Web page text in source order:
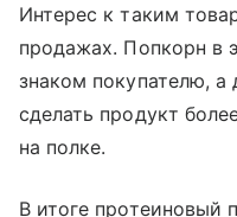
Интерес к таким
продажах. Попкорн в
знаком покупателю, а
сделать продукт
на полке.
В итоге протеиновый